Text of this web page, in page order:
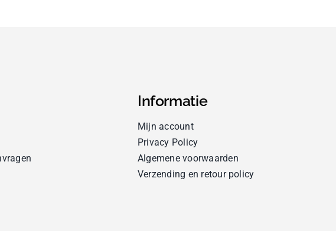
Informatie
Mijn account
Privacy Policy
Algemene voorwaarden
Verzending en retour policy